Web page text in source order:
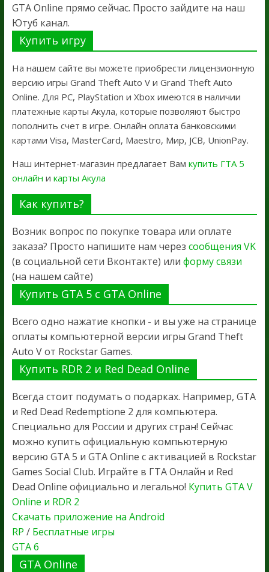
GTA Online прямо сейчас. Просто зайдите на наш
Ютуб канал.
Купить игру
На нашем сайте вы можете приобрести лицензионную
версию игры Grand Theft Auto V и Grand Theft Auto
Online. Для PC, PlayStation и Xbox имеются в наличии
платежные карты Акула, которые позволяют быстро
пополнить счет в игре. Онлайн оплата банковскими
картами Visa, MasterCard, Maestro, Мир, JCB, UnionPay.
Наш интернет-магазин предлагает Вам купить ГТА 5
онлайн и карты Акула
Как купить?
Возник вопрос по покупке товара или оплате
заказа? Просто напишите нам через сообщения VK
(в социальной сети Вконтакте) или форму связи
(на нашем сайте)
Купить GTA 5 с GTA Online
Всего одно нажатие кнопки - и вы уже на странице
оплаты компьютерной версии игры Grand Theft
Auto V от Rockstar Games.
Купить RDR 2 и Red Dead Online
Всегда стоит подумать о подарках. Например, GTA
и Red Dead Redemptione 2 для компьютера.
Специально для России и других стран! Сейчас
можно купить официальную компьютерную
версию GTA 5 и GTA Online с активацией в Rockstar
Games Social Club. Играйте в ГТА Онлайн и Red
Dead Online официально и легально! Купить GTA V
Online и RDR 2
Скачать приложение на Android
RP / Бесплатные игры
GTA 6
GTA Online